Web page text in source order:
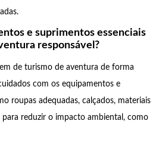
e suprimentos essenciais
responsável?
de turismo de aventura de forma
com os equipamentos e
roupas adequadas, calçados, materiais
reduzir o impacto ambiental, como